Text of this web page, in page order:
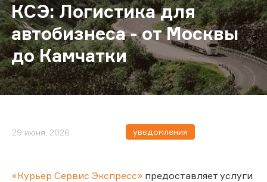
КСЭ: Логистика для
автобизнеса - от Москвы
до Камчатки
29 июня, 2026 уведомления
«Курьер Сервис Экспресс» предоставляет услуги